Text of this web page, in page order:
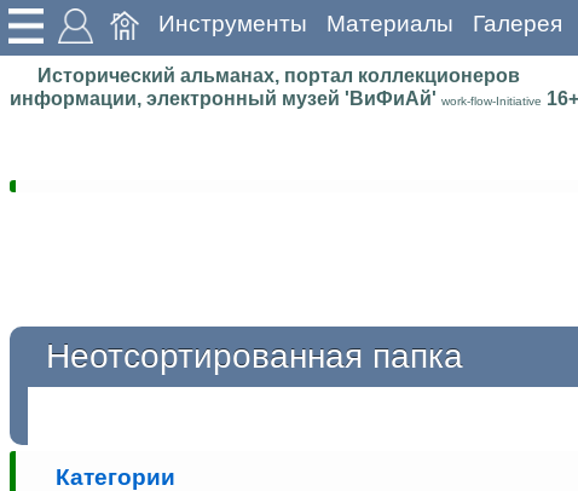
Инструменты Материалы Галерея
Исторический альманах, портал коллекционеров
информации, электронный музей 'ВиФиАй' work-flow-Initiative 16+
Неотсортированная папка
Категории